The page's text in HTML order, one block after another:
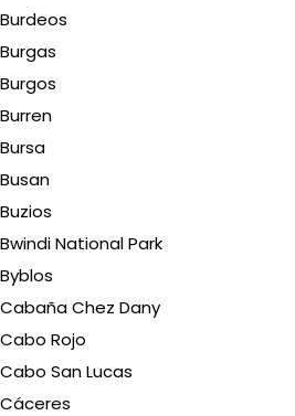
Burdeos
Burgas
Burgos
Burren
Bursa
Busan
Buzios
Bwindi National Park
Byblos
Cabaña Chez Dany
Cabo Rojo
Cabo San Lucas
Cáceres